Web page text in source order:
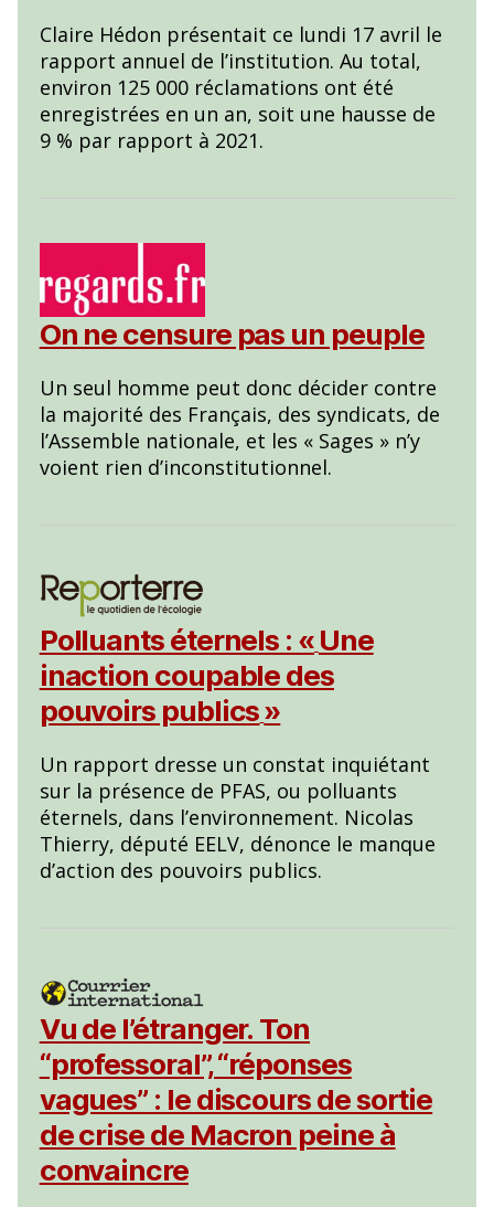
Claire Hédon présentait ce lundi 17 avril le
rapport annuel de l’institution. Au total,
environ 125 000 réclamations ont été
enregistrées en un an, soit une hausse de
9 % par rapport à 2021.
On ne censure pas un peuple
Un seul homme peut donc décider contre
la majorité des Français, des syndicats, de
l’Assemble nationale, et les « Sages » n’y
voient rien d’inconstitutionnel.
Polluants éternels : «Une
inaction coupable des
pouvoirs publics»
Un rapport dresse un constat inquiétant
sur la présence de PFAS, ou polluants
éternels, dans l’environnement. Nicolas
Thierry, député EELV, dénonce le manque
d’action des pouvoirs publics.
Vu de l’étranger. Ton
“professoral”, “réponses
vagues” : le discours de sortie
de crise de Macron peine à
convaincre